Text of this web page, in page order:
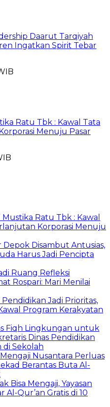
Daarut Tarqiyah
Ingatkan Spirit Tebar
Ratu Tbk : Kawal Tata
Menuju Pasar
Ratu Tbk : Kawal
Korporasi Menuju
Depok Disambut Antusias,
Harus Jadi Pencipta
Ruang Refleksi
Rospari: Mari Menilai
Jadi Prioritas,
Program Kerakyatan
Fiqh Lingkungan untuk
Dinas Pendidikan
di Sekolah
Nusantara Perluas
Berantas Buta Al-
Bisa Mengaji, Yayasan
Al-Qur’an Gratis di 10